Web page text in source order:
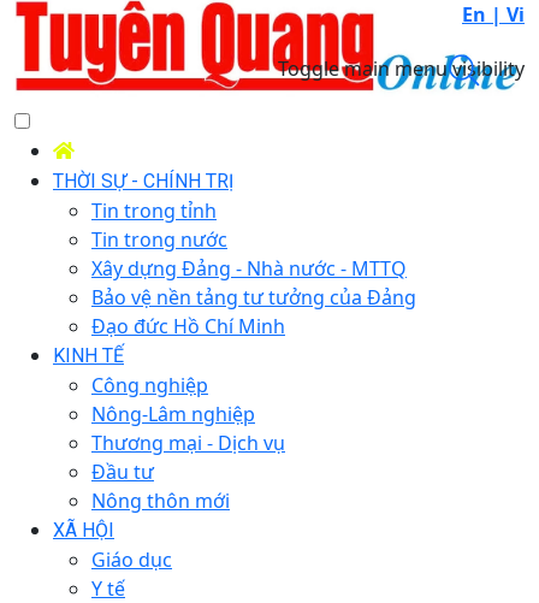
En | Vi
Toggle main menu visibility
THỜI SỰ - CHÍNH TRỊ
Tin trong tỉnh
Tin trong nước
Xây dựng Đảng - Nhà nước - MTTQ
Bảo vệ nền tảng tư tưởng của Đảng
Đạo đức Hồ Chí Minh
KINH TẾ
Công nghiệp
Nông-Lâm nghiệp
Thương mại - Dịch vụ
Đầu tư
Nông thôn mới
XÃ HỘI
Giáo dục
Y tế